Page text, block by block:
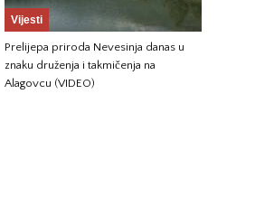
Vijesti
Prelijepa priroda Nevesinja danas u
znaku druženja i takmičenja na
Alagovcu (VIDEO)